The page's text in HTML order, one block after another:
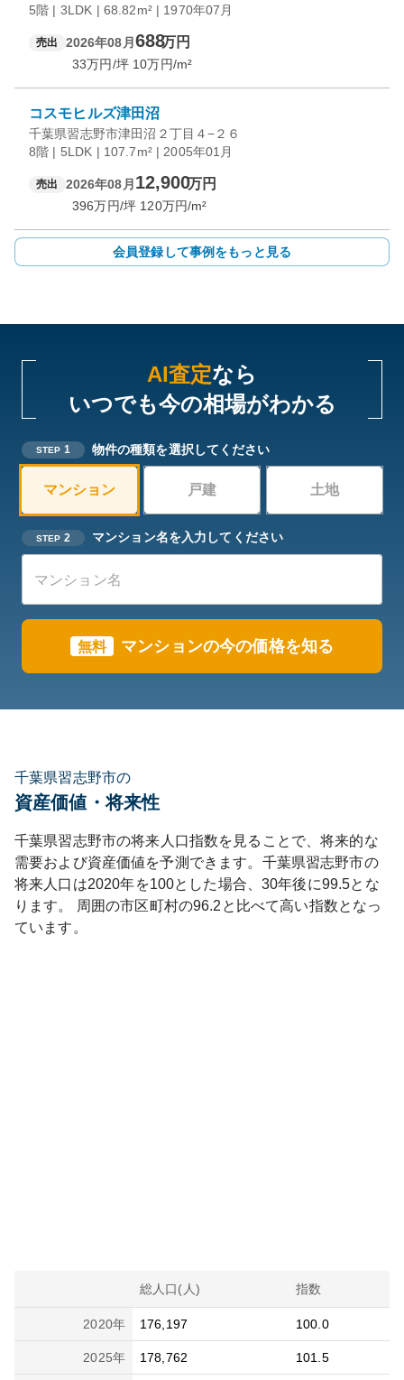
5階 | 3LDK | 68.82m² | 1970年07月
売出 2026年08月 688万円
33万円/坪 10万円/m²
コスモヒルズ津田沼
千葉県習志野市津田沼２丁目４−２６
8階 | 5LDK | 107.7m² | 2005年01月
売出 2026年08月 12,900万円
396万円/坪 120万円/m²
会員登録して事例をもっと見る
AI査定なら
いつでも今の相場がわかる
STEP 1 物件の種類を選択してください
マンション 戸建 土地
STEP 2 マンション名を入力してください
無料 マンションの今の価格を知る
千葉県習志野市の
資産価値・将来性
千葉県習志野市の将来人口指数を見ることで、将来的な
需要および資産価値を予測できます。 千葉県習志野市の
将来人口は2020年を100とした場合、30年後に99.5とな
ります。
周囲の市区町村の96.2 と比べて高い指数となっ
ています。
総人口(人) 指数
2020年 176,197 100.0
2025年 178,762 101.5